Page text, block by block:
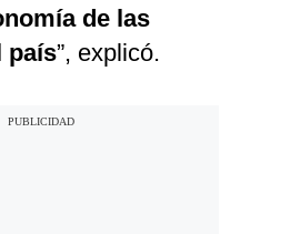
de las
país”, explicó.